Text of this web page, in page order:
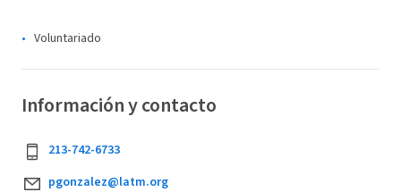
Voluntariado
Información y contacto
213-742-6733
pgonzalez@latm.org